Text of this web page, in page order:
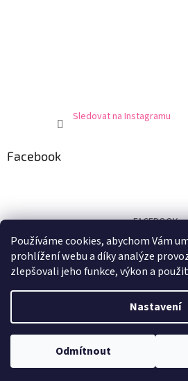
Používáme cookies, abychom Vám
prohlížení webu a díky analýze
zlepšovali jeho funkce, výkon a
Nastavení
Odmítnout
Sledovat na Instagramu
Facebook
FACEBOOK
Certifikát
Vytvořil
Copyright 2026E-shop U Marušky .